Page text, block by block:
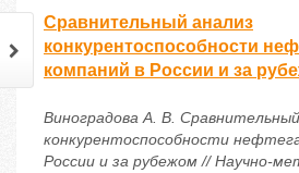
Сравнительный анализ
конкурентоспособности
компаний в России и за
Виноградова А. В.
конкурентоспособности
России и за рубежом // Научно-